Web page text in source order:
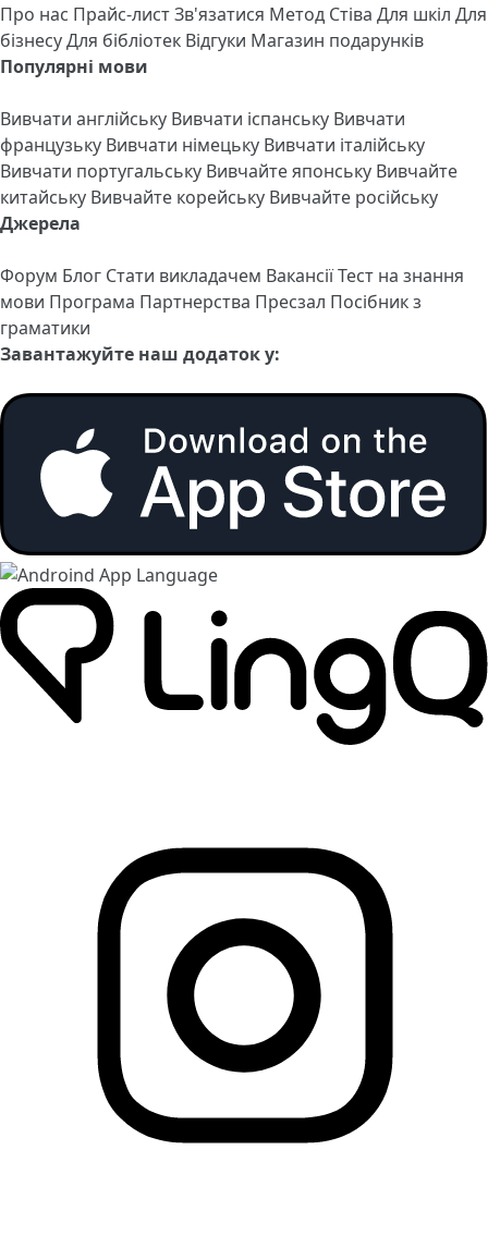
Про нас Прайс-листЗв'язатися Метод Стіва Для шкіл Для
бізнесуДля бібліотек Відгуки Магазин подарунків
Популярні мови
Вивчати англійську Вивчати іспанську Вивчати
французьку Вивчати німецьку Вивчати італійську
Вивчати португальську Вивчайте японську Вивчайте
китайську Вивчайте корейську Вивчайте російську
Джерела
Форум Блог Стати викладачем ВакансіїТест на знання
мови Програма Партнерства Пресзал Посібник з
граматики
Завантажуйте наш додаток у: